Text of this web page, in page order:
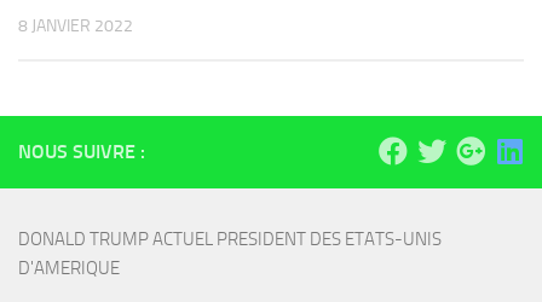
8 JANVIER 2022
NOUS SUIVRE :
DONALD TRUMP ACTUEL PRESIDENT DES ETATS-UNIS
D'AMERIQUE